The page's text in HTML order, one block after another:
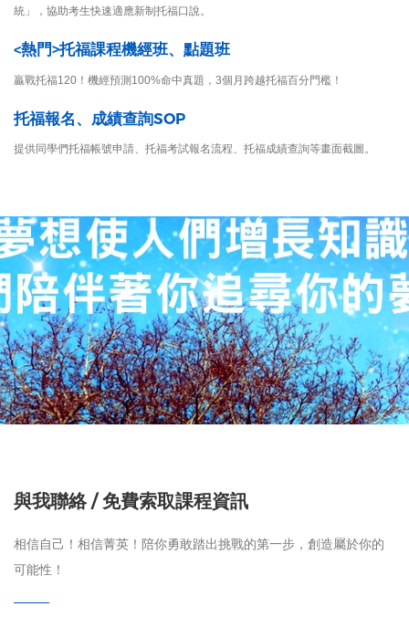
統」，協助考生快速適應新制托福口說。
<熱門>托福課程機經班、點題班
贏戰托福120！機經預測100%命中真題，3個月跨越托福百分門檻！
托福報名、成績查詢SOP
提供同學們托福帳號申請、托福考試報名流程、托福成績查詢等畫面截圖。
與我聯絡 / 免費索取課程資訊
相信自己！相信菁英！陪你勇敢踏出挑戰的第一步，創造屬於你的
可能性！